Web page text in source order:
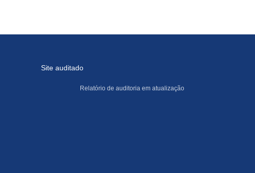
Site auditado
Relatório de auditoria em atualização